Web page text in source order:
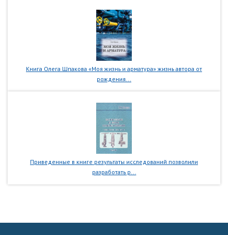
Книга Олега Шпакова «Моя жизнь и арматура» жизнь автора от
рождения...
Приведенные в книге результаты исследований позволили
разработать р...